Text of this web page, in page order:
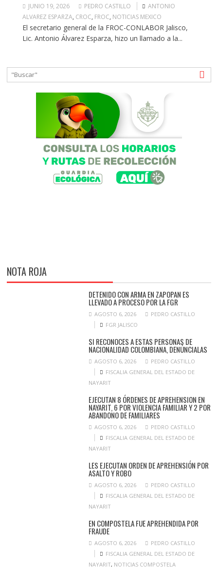
JUNIO 19, 2026 PEDRO CASTILLO
ANTONIO
ALVAREZ ESPARZA, CROC, FROC, NOTICIAS MEXICO
El secretario general de la FROC-CONLABOR Jalisco,
Lic. Antonio Álvarez Esparza, hizo un llamado a la...
NOTA ROJA
DETENIDO CON ARMA EN ZAPOPAN ES
LLEVADO A PROCESO POR LA FGR
AGOSTO 6, 2026
PEDRO CASTILLO
FGR JALISCO
SI RECONOCES A ESTAS PERSONAS DE
NACIONALIDAD COLOMBIANA, DENÚNCIALAS
AGOSTO 6, 2026
PEDRO CASTILLO
FISCALIA GENERAL DEL ESTADO DE
NAYARIT
EJECUTAN 8 ÓRDENES DE APREHENSION EN
NAYARIT, 6 POR VIOLENCIA FAMILIAR Y 2 POR
ABANDONO DE FAMILIARES
AGOSTO 6, 2026
PEDRO CASTILLO
FISCALIA GENERAL DEL ESTADO DE
NAYARIT
LES EJECUTAN ORDEN DE APREHENSIÓN POR
ASALTO Y ROBO
AGOSTO 6, 2026
PEDRO CASTILLO
FISCALIA GENERAL DEL ESTADO DE
NAYARIT
EN COMPOSTELA FUE APREHENDIDA POR
FRAUDE
AGOSTO 6, 2026
PEDRO CASTILLO
FISCALIA GENERAL DEL ESTADO DE
NAYARIT, NOTICIAS COMPOSTELA